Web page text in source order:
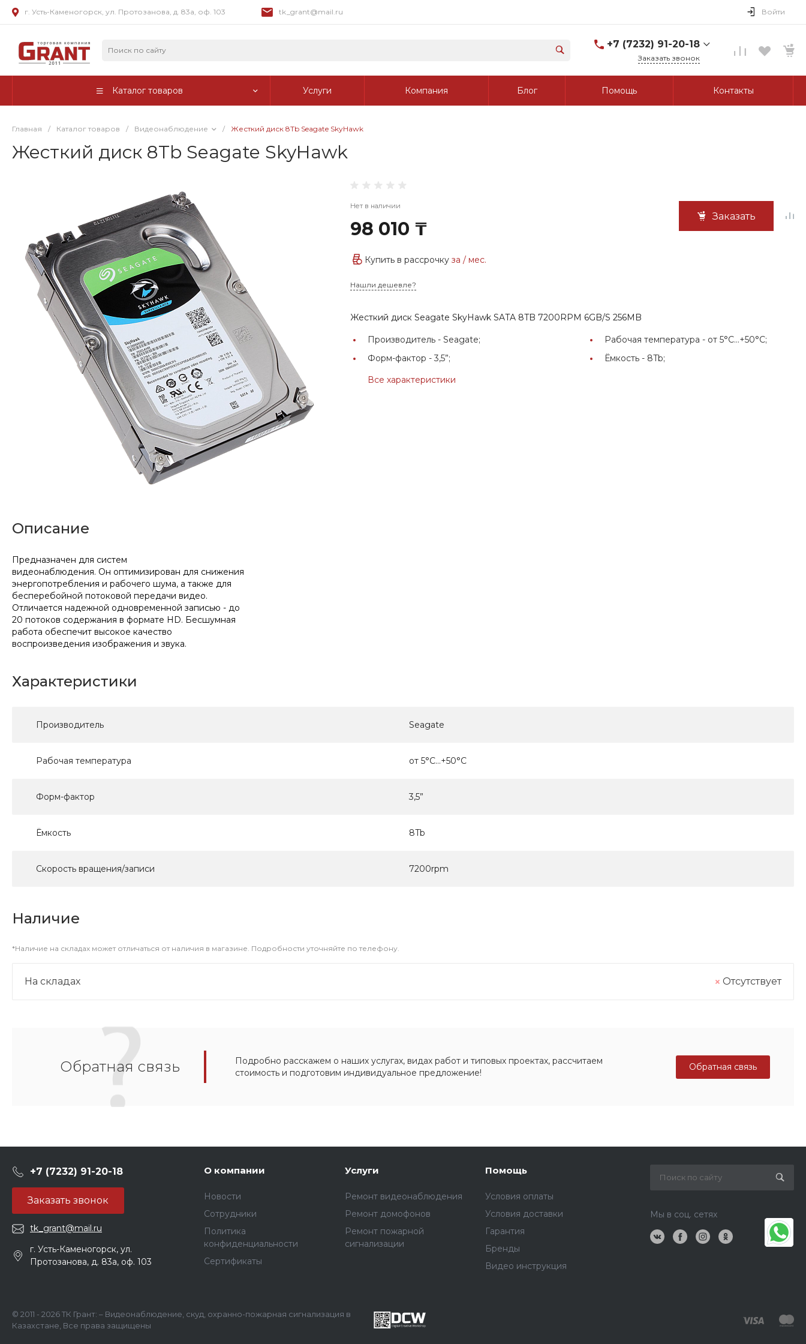
г. Усть-Каменогорск, ул. Протозанова, д. 83а, оф. 103 tk_grant@mail.ru Войти
+7 (7232) 91-20-18
г. Усть-Каменогорск, ул.
Заказать звонок
Каталог товаров Услуги Компания Блог Помощь Контакты
Главная / Каталог товаров / Видеонаблюдение / Жесткий диск 8Tb Seagate SkyHawk
Жесткий диск 8Tb Seagate SkyHawk
Нет в наличии
98 010 ₸
Заказать
Купить в рассрочкуза/ мес.
Нашли дешевле?
Жесткий диск Seagate SkyHawk SATA 8TB 7200RPM 6GB/S 256MB
Производитель -Seagate; Рабочая температура - от 5°C...+50°C;
Форм-фактор -3,5”; Ёмкость - 8Tb;
Все характеристики
Описание
Предназначен для систем
видеонаблюдения. Он оптимизирован для снижения
энергопотребления и рабочего шума, а также для
бесперебойной потоковой передачи видео.
Отличается надежной одновременной записью - до
20 потоков содержания в формате HD. Бесшумная
работа обеспечит высокое качество
воспроизведения изображения и звука.
Характеристики
Производитель Seagate
Рабочая температура от 5°C...+50°C
Форм-фактор 3,5”
Ёмкость 8Tb
Скорость вращения/записи 7200rpm
Наличие
*Наличие на складах может отличаться от наличия в магазине. Подробности уточняйте по телефону.
На складах Отсутствует
Обратная связь
Подробно расскажем о наших услугах, видах работ и типовых проектах, рассчитаем
стоимость и подготовим индивидуальное предложение!
Обратная связь
+7 (7232) 91-20-18
Заказать звонок
tk_grant@mail.ru
г. Усть-Каменогорск, ул.
Протозанова, д. 83а, оф. 103
О компании
Новости
Сотрудники
Политика
конфиденциальности
Сертификаты
Услуги
Ремонт видеонаблюдения
Ремонт домофонов
Ремонт пожарной
сигнализации
Помощь
Условия оплаты
Условия доставки
Гарантия
Бренды
Видео инструкция
Мы в соц. сетях
© 2011 - 2026 ТК Грант: – Видеонаблюдение, скуд, охранно-пожарная сигнализация в
Казахстане, Все права защищены